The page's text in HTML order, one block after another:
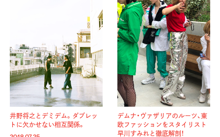
井野将之とデミデム。ダブレッ
トに欠かせない相互関係。
デムナ・ヴァザリアのルーツ、東
欧ファッションをスタイリスト
早川すみれと徹底解剖！